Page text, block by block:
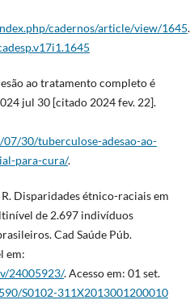
cadernos/article/view/1645.
ao tratamento completo é
jul 30 [citado 2024 fev. 22].
30/tuberculose-adesao-ao-
para-cura/.
Disparidades étnico-raciais em
de 2.697 indivíduos
Cad Saúde Púb.
em:
24005923/. Acesso em: 01 set.
S0102-311X2013001200010